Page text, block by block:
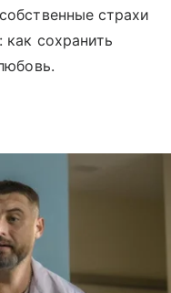
страхи
сохранить